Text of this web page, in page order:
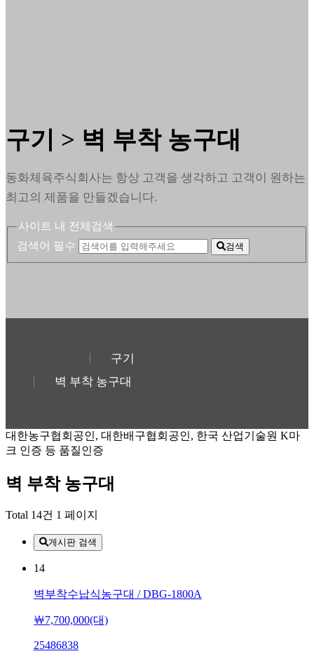
구기 > 벽 부착 농구대
동화체육주식회사는 항상 고객을 생각하고 고객이 원하는
최고의 제품을 만들겠습니다.
사이트 내 전체검색
검색어 필수
검색
구기
벽 부착 농구대
대한농구협회공인, 대한배구협회공인, 한국 산업기술원 K마
크 인증 등 품질인증
벽 부착 농구대
Total 14건 1 페이지
게시판 검색
14
벽부착수납식농구대 / DBG-1800A
￦7,700,000(대)
25486838